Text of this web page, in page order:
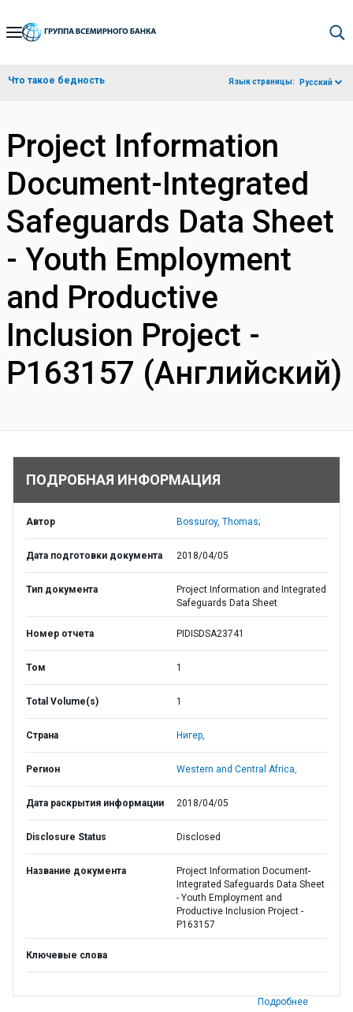
Skip
Navigation
Что такое бедность Язык страницы: Русский
Project Information
Document-Integrated
Safeguards Data Sheet
- Youth Employment
and Productive
Inclusion Project -
P163157 (Английский)
ПОДРОБНАЯ ИНФОРМАЦИЯ
Автор Bossuroy, Thomas;
Дата подготовки документа 2018/04/05
Тип документа
Project Information and Integrated
Safeguards Data Sheet
Номер отчета PIDISDSA23741
Том 1
Total Volume(s) 1
Страна Нигер,
Регион Western and Central Africa,
Дата раскрытия информации 2018/04/05
Disclosure Status Disclosed
Название документа
Project Information Document-
Integrated Safeguards Data Sheet
- Youth Employment and
Productive Inclusion Project -
P163157
Ключевые слова
Подробнее